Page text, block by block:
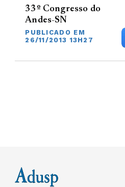
33º Congresso do
Andes-SN
PUBLICADO EM
26/11/2013 13H27